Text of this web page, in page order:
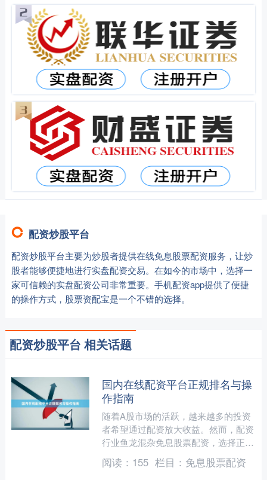
配资炒股平台
配资炒股平台主要为炒股者提供在线免息股票配资服务，让炒
股者能够便捷地进行实盘配资交易。在如今的市场中，选择一
家可信赖的实盘配资公司非常重要。手机配资app提供了便捷
的操作方式，股票资配宝是一个不错的选择。
配资炒股平台 相关话题
国内在线配资平台正规排名与操
作指南
随着A股市场的活跃，越来越多的投资
者希望通过配资放大收益。然而，配资
行业鱼龙混杂免息股票配资，选择正规
平台至关重要。本文将为您梳理国内在
线配资平台的排名依据，并....
阅读： 155 栏目： 免息股票配资